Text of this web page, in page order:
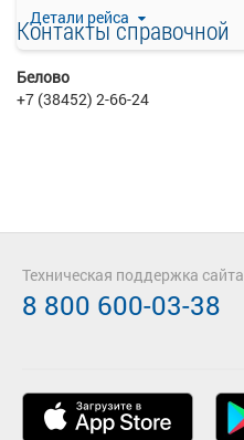
Детали рейса
Контакты справочной
Белово
+7 (38452) 2-66-24
Техническая поддержка сайта
8 800 600-03-38